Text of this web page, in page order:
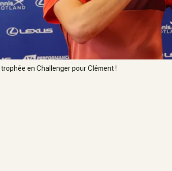
en Challenger pour Clément !